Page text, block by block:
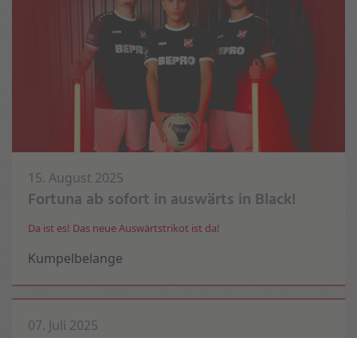
Fortuna ab sofort in auswärts in Black!
Da ist es! Das neue Auswärtstrikot ist da!
Kumpelbelange
15. August 2025
07. Juli 2025